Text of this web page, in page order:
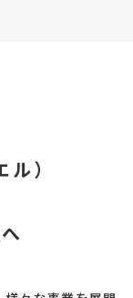
）